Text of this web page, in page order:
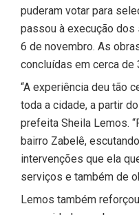
puderam votar para
passou à execução
6 de novembro. As
concluídas em cerca de
“A experiência deu tão
toda a cidade, a partir
prefeita Sheila Lemos.
bairro Zabelê,
intervenções que ela
serviços e também de
Lemos também